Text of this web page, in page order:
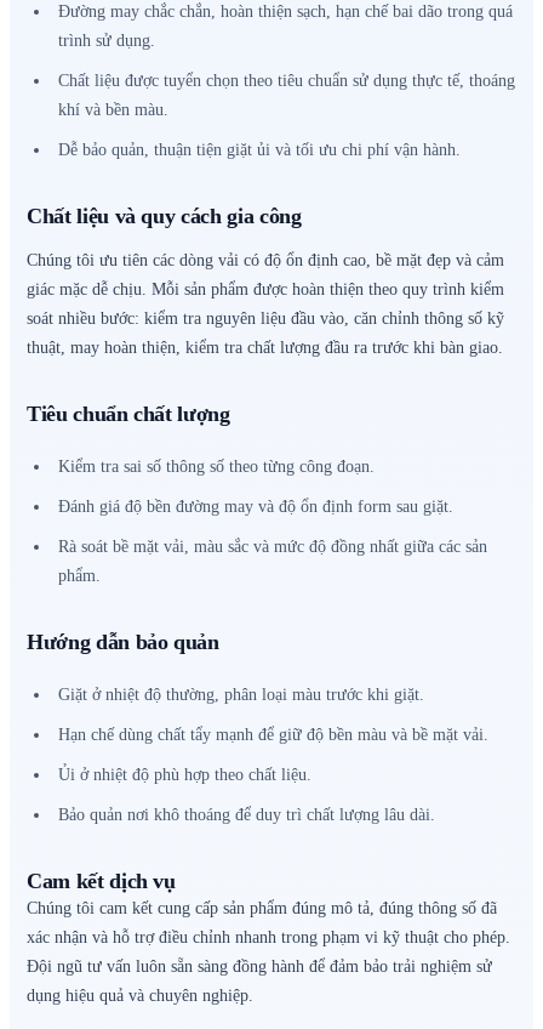
Đường may chắc chắn, hoàn thiện sạch, hạn chế bai dão trong quá
trình sử dụng.
Chất liệu được tuyển chọn theo tiêu chuẩn sử dụng thực tế, thoáng
khí và bền màu.
Dễ bảo quản, thuận tiện giặt ủi và tối ưu chi phí vận hành.
Chất liệu và quy cách gia công
Chúng tôi ưu tiên các dòng vải có độ ổn định cao, bề mặt đẹp và cảm
giác mặc dễ chịu. Mỗi sản phẩm được hoàn thiện theo quy trình kiểm
soát nhiều bước: kiểm tra nguyên liệu đầu vào, căn chỉnh thông số kỹ
thuật, may hoàn thiện, kiểm tra chất lượng đầu ra trước khi bàn giao.
Tiêu chuẩn chất lượng
Kiểm tra sai số thông số theo từng công đoạn.
Đánh giá độ bền đường may và độ ổn định form sau giặt.
Rà soát bề mặt vải, màu sắc và mức độ đồng nhất giữa các sản
phẩm.
Hướng dẫn bảo quản
Giặt ở nhiệt độ thường, phân loại màu trước khi giặt.
Hạn chế dùng chất tẩy mạnh để giữ độ bền màu và bề mặt vải.
Ủi ở nhiệt độ phù hợp theo chất liệu.
Bảo quản nơi khô thoáng để duy trì chất lượng lâu dài.
Cam kết dịch vụ
Chúng tôi cam kết cung cấp sản phẩm đúng mô tả, đúng thông số đã
xác nhận và hỗ trợ điều chỉnh nhanh trong phạm vi kỹ thuật cho phép.
Đội ngũ tư vấn luôn sẵn sàng đồng hành để đảm bảo trải nghiệm sử
dụng hiệu quả và chuyên nghiệp.